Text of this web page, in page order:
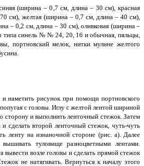
(ширина – 0,7 см, длина – 30 см), красная
см), желтая (ширина – 0,7 см, длина – 40 см),
– 0,2 см, длина – 30 см), оливковая (ширина –
типа синель № № 24, 20, 16 и обычная, пяльцы,
портновский мелок, нитки мулине желтого
наметить рисунок при помощи портновского
с головы. Иглу с желтой лентой шириной
сторону и выполнить ленточный стежок. Затем
и сделать второй ленточный стежок, чуть-чуть
ленту на изнаночной стороне (рис. а). Далее
туловище разноцветными лентами.
вывести возле головы и сделать прямой стежок
не натягивать. Вернуться к началу этого